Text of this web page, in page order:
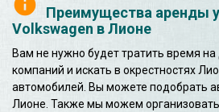
Преимущества аренды
Volkswagen в Лионе
Вам не нужно будет тратить время
компаний и искать в окрестностях
автомобилей. Вы можете подобрать
Лионе. Также мы можем